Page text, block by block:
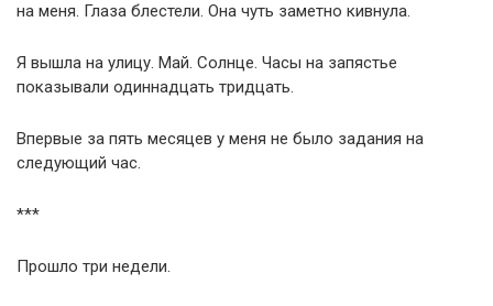
на меня. Глаза блестели. Она чуть заметно кивнула.
Я вышла на улицу. Май. Солнце. Часы на запястье
показывали одиннадцать тридцать.
Впервые за пять месяцев у меня не было задания на
следующий час.
***
Прошло три недели.